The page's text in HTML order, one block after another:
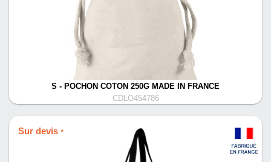
S - POCHON COTON 250G MADE IN FRANCE
CDLO454786
Sur devis *